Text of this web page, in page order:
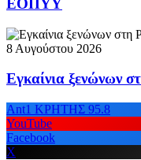
ΕΟΠΥΥ
8 Αυγούστου 2026
Εγκαίνια ξενώνων
Ant1 ΚΡΗΤΗΣ 95.8
YouTube
Facebook
X